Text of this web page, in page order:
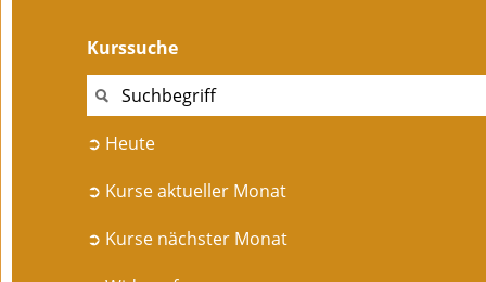
Kurssuche
➲ Heute
➲ Kurse aktueller Monat
➲ Kurse nächster Monat